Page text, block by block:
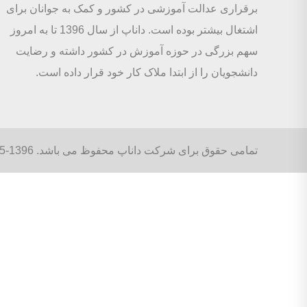
برقراری عدالت آموزشی در کشور و کمک به جوانان برای
اشتغال بیشتر بوده است. داناپ از سال 1396 تا به امروز
سهم بزرگی در حوزه آموزش در کشور داشته و رضایت
دانشجویان را از ابتدا ملاک کار خود قرار داده است.
تمامی حقوق برای شرکت داناپ محفوظ می باشد. 1396-1405